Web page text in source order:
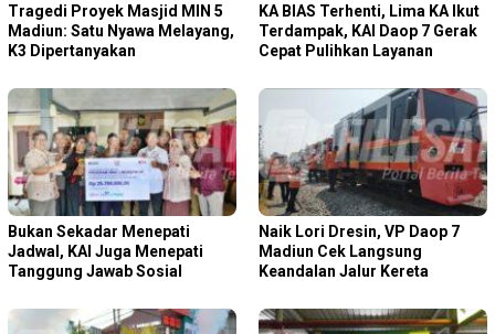
Tragedi Proyek Masjid MIN 5
Madiun: Satu Nyawa Melayang,
K3 Dipertanyakan
KA BIAS Terhenti, Lima KA Ikut
Terdampak, KAI Daop 7 Gerak
Cepat Pulihkan Layanan
Bukan Sekadar Menepati
Jadwal, KAI Juga Menepati
Tanggung Jawab Sosial
Naik Lori Dresin, VP Daop 7
Madiun Cek Langsung
Keandalan Jalur Kereta